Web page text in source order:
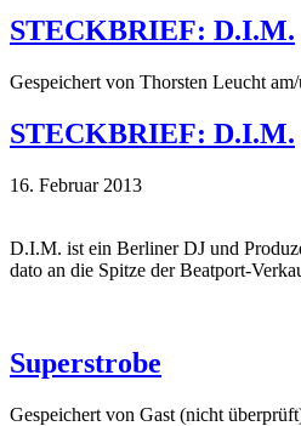
STECKBRIEF: D.I.M.
Gespeichert von Thorsten Leucht
STECKBRIEF: D.I.M.
16. Februar 2013
D.I.M. ist ein Berliner DJ und
dato an die Spitze der Beatport-
Superstrobe
Gespeichert von Gast (nicht